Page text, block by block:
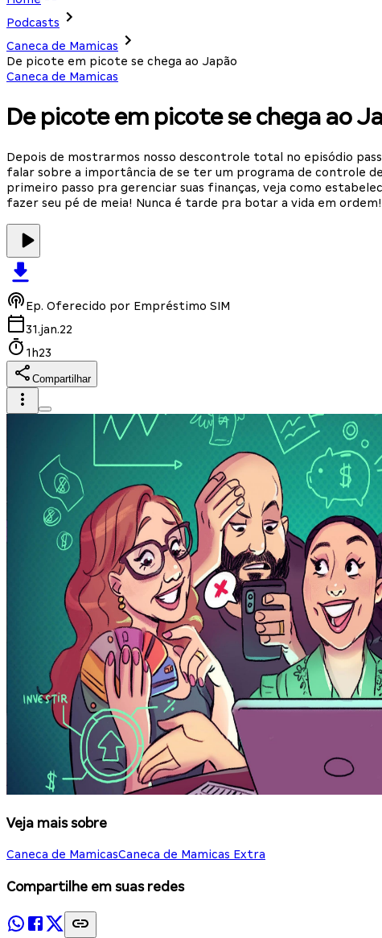
Podcasts
Caneca de Mamicas
De picote em picote se chega ao Japão
Caneca de Mamicas
De picote em picote se chega ao
Depois de mostrarmos nosso descontrole total no episódio
falar sobre a importância de se ter um programa de controle
primeiro passo pra gerenciar suas finanças, veja como
fazer seu pé de meia! Nunca é tarde pra botar a vida em
Ep. Oferecido por Empréstimo SIM
31.jan.22
1h23
Compartilhar
Veja mais sobre
Caneca de MamicasCaneca de Mamicas Extra
Compartilhe em suas redes